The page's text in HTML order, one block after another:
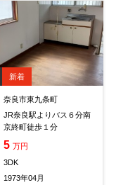
新着
奈良市東九条町
JR奈良駅よりバス６分南
京終町徒歩１分
5 万円
3DK
1973年04月